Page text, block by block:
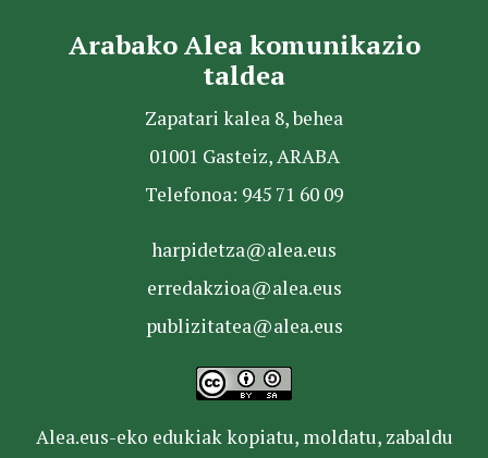
Arabako Alea komunikazio
taldea
Zapatari kalea 8, behea
01001 Gasteiz, ARABA
Telefonoa: 945 71 60 09
harpidetza@alea.eus
erredakzioa@alea.eus
publizitatea@alea.eus
Alea.eus-eko edukiak kopiatu, moldatu, zabaldu